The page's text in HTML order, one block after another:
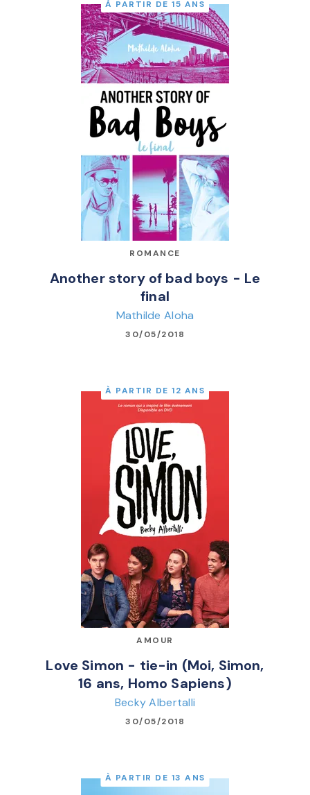
À PARTIR DE 15 ANS
ROMANCE
Another story of bad boys - Le
final
Mathilde Aloha
30/05/2018
À PARTIR DE 12 ANS
AMOUR
Love Simon - tie-in (Moi, Simon,
16 ans, Homo Sapiens)
Becky Albertalli
30/05/2018
À PARTIR DE 13 ANS